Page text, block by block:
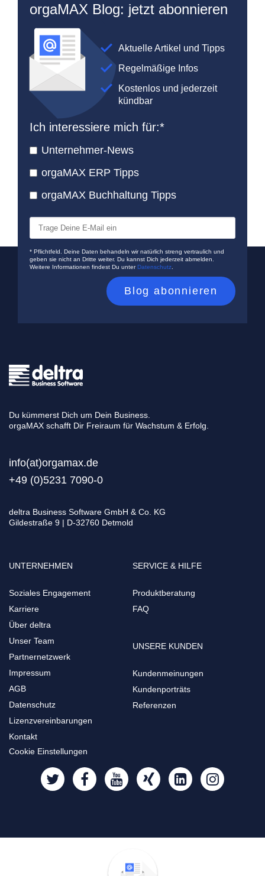
orgaMAX Blog: jetzt abonnieren
Aktuelle Artikel und Tipps
Regelmäßige Infos
Kostenlos und jederzeit
kündbar
Ich interessiere mich für:*
Unternehmer-News
orgaMAX ERP Tipps
orgaMAX Buchhaltung Tipps
* Pflichtfeld. Deine Daten behandeln wir natürlich streng vertraulich und
geben sie nicht an Dritte weiter. Du kannst Dich jederzeit abmelden.
Weitere Informationen findest Du unterDatenschutz
Du kümmerst Dich um Dein Business.
orgaMAX schafft Dir Freiraum für Wachstum & Erfolg.
info(at)orgamax.de
+49 (0)5231 7090-0
deltra Business Software GmbH & Co. KG
Gildestraße 9 | D-32760 Detmold
UNTERNEHMEN
Soziales Engagement
Karriere
Über deltra
Unser Team
Partnernetzwerk
Impressum
AGB
Datenschutz
Lizenzvereinbarungen
Kontakt
SERVICE & HILFE
Produktberatung
FAQ
UNSERE KUNDEN
Kundenmeinungen
Kundenporträts
Referenzen
Cookie Einstellungen